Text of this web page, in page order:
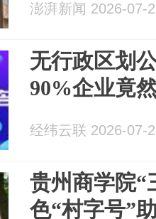
澎湃新闻 2026-07-
无行政区划
90%企业竟
经纬云联 2026-07-
贵州商学院“
色“村字号”